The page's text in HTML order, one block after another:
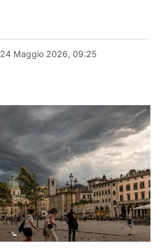
24 Maggio 2026, 09:25